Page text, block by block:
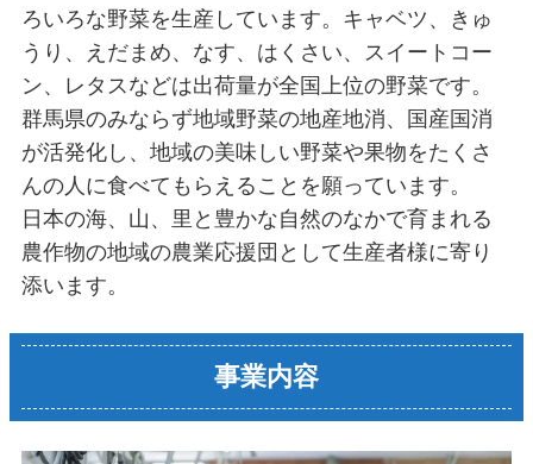
ろいろな野菜を生産しています。キャベツ、きゅ
うり、えだまめ、なす、はくさい、スイートコー
ン、レタスなどは出荷量が全国上位の野菜です。
群馬県のみならず地域野菜の地産地消、国産国消
が活発化し、地域の美味しい野菜や果物をたくさ
んの人に食べてもらえることを願っています。
日本の海、山、里と豊かな自然のなかで育まれる
農作物の地域の農業応援団として生産者様に寄り
添います。
事業内容